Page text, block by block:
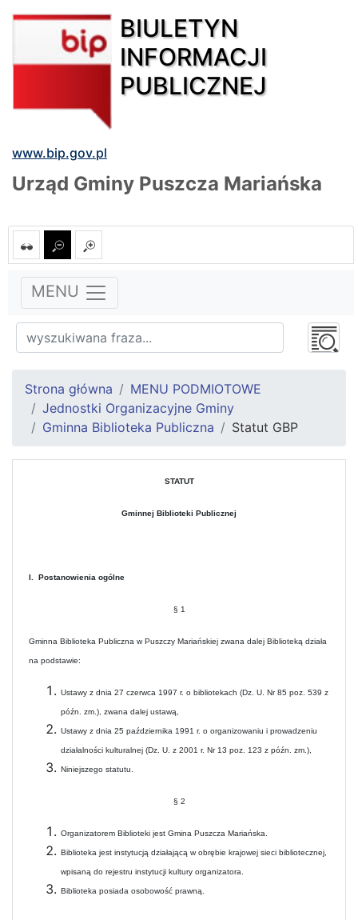
BIULETYN
INFORMACJI
PUBLICZNEJ
www.bip.gov.pl
Urząd Gminy Puszcza Mariańska
MENU
Strona główna
MENU PODMIOTOWE
Jednostki Organizacyjne Gminy
Gminna Biblioteka Publiczna
Statut GBP
STATUT
Gminnej Biblioteki Publicznej
I. Postanowienia ogólne
§ 1
Gminna Biblioteka Publiczna w Puszczy Mariańskiej zwana dalej Biblioteką działa
na podstawie:
Ustawy z dnia 27 czerwca 1997 r. o bibliotekach (Dz. U. Nr 85 poz. 539 z
późn. zm.), zwana dalej ustawą,
Ustawy z dnia 25 października 1991 r. o organizowaniu i prowadzeniu
działalności kulturalnej (Dz. U. z 2001 r. Nr 13 poz. 123 z późn. zm.),
Niniejszego statutu.
§ 2
Organizatorem Biblioteki jest Gmina Puszcza Mariańska.
Biblioteka jest instytucją działającą w obrębie krajowej sieci bibliotecznej,
wpisaną do rejestru instytucji kultury organizatora.
Biblioteka posiada osobowość prawną.